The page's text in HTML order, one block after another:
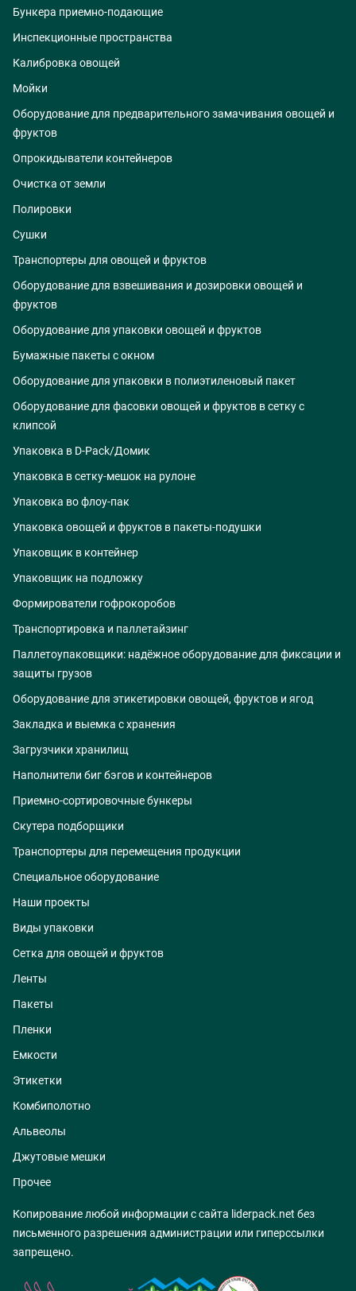
Бункера приемно-подающие
Инспекционные пространства
Калибровка овощей
Мойки
Оборудование для предварительного замачивания овощей и
фруктов
Опрокидыватели контейнеров
Очистка от земли
Полировки
Сушки
Транспортеры для овощей и фруктов
Оборудование для взвешивания и дозировки овощей и
фруктов
Оборудование для упаковки овощей и фруктов
Бумажные пакеты с окном
Оборудование для упаковки в полиэтиленовый пакет
Оборудование для фасовки овощей и фруктов в сетку с
клипсой
Упаковка в D-Pack/Домик
Упаковка в сетку-мешок на рулоне
Упаковка во флоу-пак
Упаковка овощей и фруктов в пакеты-подушки
Упаковщик в контейнер
Упаковщик на подложку
Формирователи гофрокоробов
Транспортировка и паллетайзинг
Паллетоупаковщики: надёжное оборудование для фиксации и
защиты грузов
Оборудование для этикетировки овощей, фруктов и ягод
Закладка и выемка с хранения
Загрузчики хранилищ
Наполнители биг бэгов и контейнеров
Приемно-сортировочные бункеры
Скутера подборщики
Транспортеры для перемещения продукции
Специальное оборудование
Наши проекты
Виды упаковки
Сетка для овощей и фруктов
Ленты
Пакеты
Пленки
Емкости
Этикетки
Комбиполотно
Альвеолы
Джутовые мешки
Прочее
Копирование любой информации с сайта liderpack.net без
письменного разрешения администрации или гиперссылки
запрещено.